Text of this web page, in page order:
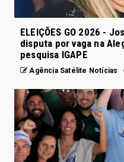
ELEIÇÕES GO 2026 -
disputa por vaga na
pesquisa IGAPE
Agência Satélite Notícias